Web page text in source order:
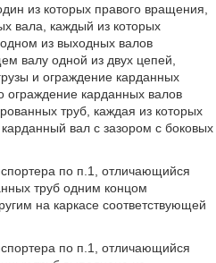
из которых правого вращения,
вала, каждый из которых
из выходных валов
валу одной из двух цепей,
и ограждение карданных
ограждение карданных валов
труб, каждая из которых
вал с зазором с боковых
по п.1, отличающийся
труб одним концом
на каркасе соответствующей
по п.1, отличающийся